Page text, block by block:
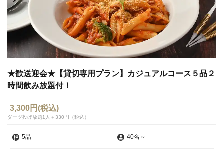
★歓送迎会★【貸切専用プラン】カジュアルコース５品２
時間飲み放題付！
3,300円(税込)
ダーツ投げ放題1人＋330円（税込）
5品 40名 ～